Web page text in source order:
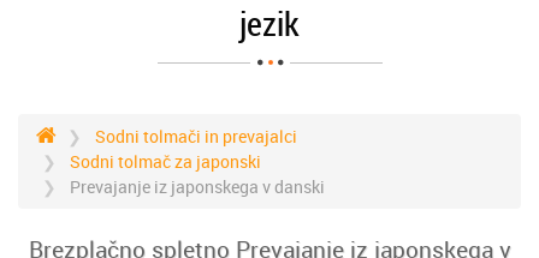
jezik
Sodni tolmači in prevajalci
Sodni tolmač za japonski
Prevajanje iz japonskega v danski
Brezplačno spletno Prevajanje iz japonskega v